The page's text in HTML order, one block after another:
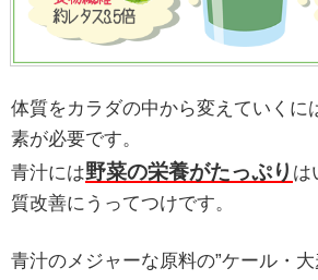
体質をカラダの中から変えていくに
素が必要です。
青汁には野菜の栄養がたっぷり は
質改善にうってつけです。
青汁のメジャーな原料の”ケール・